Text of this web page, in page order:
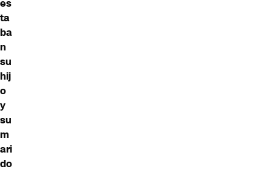
es
ta
ba
n
su
hij
o
y
su
m
ari
do